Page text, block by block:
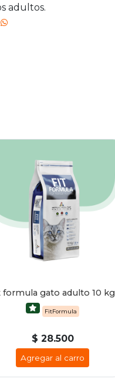
adultos.
formula gato adulto 10 kg
FitFormula
$ 28.500
Agregar al carro